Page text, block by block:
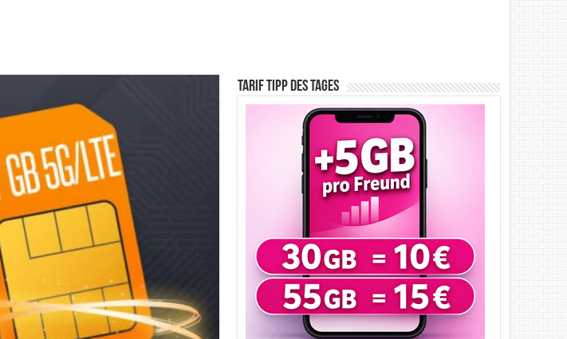
Tarif Tipp des Tages